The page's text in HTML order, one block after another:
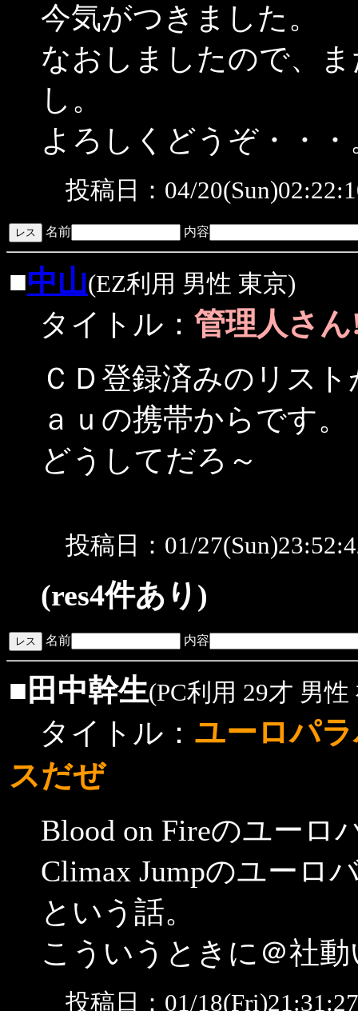
今気がつきました。
なおしましたので、
し。
よろしくどうぞ・・・
投稿日：04/
名前 内容
■中山(EZ利用 男性 東京)
タイトル： 管理人さ
ＣＤ登録済みのリス
ａｕの携帯からです。
どうしてだろ～
投稿日：01/
(res4件あり)
名前 内容
■ 田中幹生(PC利用 29才 男性
タイトル： ユーロパ
スだぜ
Blood on Fireのユーロ
Climax Jumpのユーロ
という話。
こういうときに＠社
投稿日：01/